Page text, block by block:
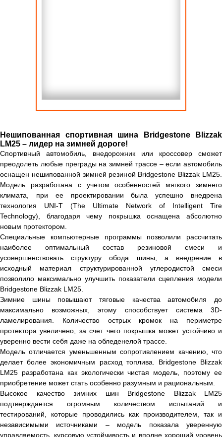
Нешипованная спортивная шина Bridgestone Blizzak
LM25 – лидер на зимней дороге!
Спортивный автомобиль, внедорожник или кроссовер сможет
преодолеть любые преграды на зимней трассе – если автомобиль
оснащен нешипованной зимней резиной Bridgestone Blizzak LM25.
Модель разработана с учетом особенностей мягкого зимнего
климата, при ее проектировании была успешно внедрена
технология UNI-T (The Ultimate Network of Intelligent Tire
Technology), благодаря чему покрышка оснащена абсолютно
новым протектором.
Специальные компьютерные программы позволили рассчитать
наиболее оптимальный состав резиновой смеси и
усовершенствовать структуру обода шины, а внедрение в
исходный материал структурированной углеродистой смеси
позволило максимально улучшить показатели сцепления модели
Bridgestone Blizzak LM25.
Зимние шины повышают тяговые качества автомобиля до
максимально возможных, этому способствует система 3D-
ламелирования. Количество острых кромок на периметре
протектора увеличено, за счет чего покрышка может устойчиво и
уверенно вести себя даже на обледенелой трассе.
Модель отличается уменьшенным сопротивлением качению, что
делает более экономичным расход топлива. Bridgestone Blizzak
LM25 разработана как экологически чистая модель, поэтому ее
приобретение может стать особенно разумным и рациональным.
Высокое качество зимних шин Bridgestone Blizzak LM25
подтверждается огромным количеством испытаний и
тестирований, которые проводились как производителем, так и
независимыми источниками – модель показала уверенную
управляемость, курсовую устойчивость и вполне хороший уровень